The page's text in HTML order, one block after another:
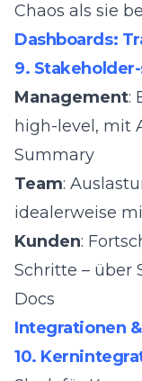
Chaos als sie
Dashboards:
9.
Management:
high-level, mit
Summary
Team:
idealerweise
Kunden:
Schritte – über
Docs
Integrationen
10.